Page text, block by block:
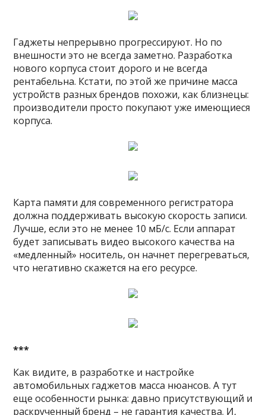
Гаджеты непрерывно прогрессируют. Но по
внешности это не всегда заметно. Разработка
нового корпуса стоит дорого и не всегда
рентабельна. Кстати, по этой же причине масса
устройств разных брендов похожи, как близнецы:
производители просто покупают уже имеющиеся
корпуса.
Карта памяти для современного регистратора
должна поддерживать высокую скорость записи.
Лучше, если это не менее 10 мБ/с. Если аппарат
будет записывать видео высокого качества на
«медленный» носитель, он начнет перегреваться,
что негативно скажется на его ресурсе.
***
Как видите, в разработке и настройке
автомобильных гаджетов масса нюансов. А тут
еще особенности рынка: давно присутствующий и
раскрученный бренд – не гарантия качества. И,